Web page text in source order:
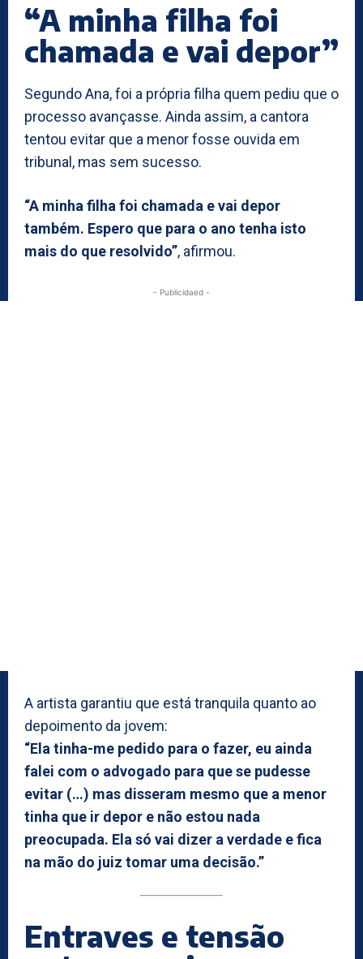
“A minha filha foi
chamada e vai depor”
Segundo Ana, foi a própria filha quem pediu que o
processo avançasse. Ainda assim, a cantora
tentou evitar que a menor fosse ouvida em
tribunal, mas sem sucesso.
“A minha filha foi chamada e vai depor
também. Espero que para o ano tenha isto
mais do que resolvido”, afirmou.
- Publicidaed -
A artista garantiu que está tranquila quanto ao
depoimento da jovem:
“Ela tinha-me pedido para o fazer, eu ainda
falei com o advogado para que se pudesse
evitar (…) mas disseram mesmo que a menor
tinha que ir depor e não estou nada
preocupada. Ela só vai dizer a verdade e fica
na mão do juiz tomar uma decisão.”
Entraves e tensão